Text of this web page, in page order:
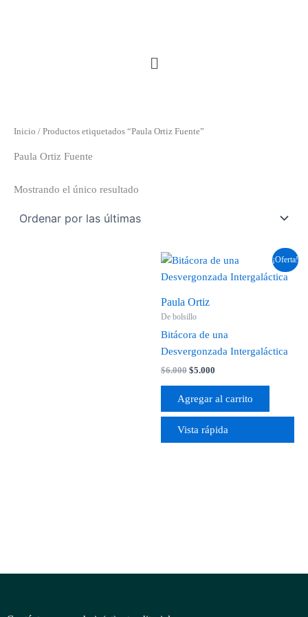
Menú
Inicio / Productos etiquetados “Paula Ortiz Fuente”
Paula Ortiz Fuente
Mostrando el único resultado
¡Oferta!
Paula Ortiz
De bolsillo
Bitácora de una
Desvergonzada Intergaláctica
$6.000
El
original
$6.000.
$5.000
El
actual
Agregar al carrito
Vista rápida